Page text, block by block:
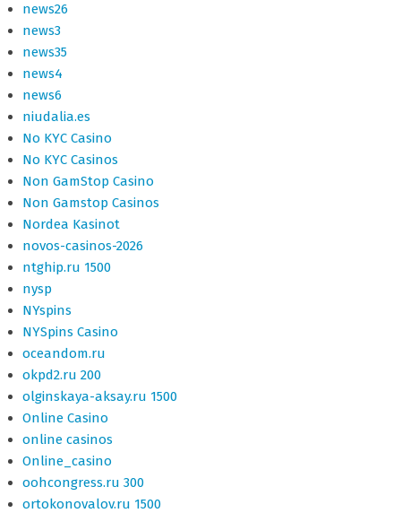
news26
news3
news35
news4
news6
niudalia.es
No KYC Casino
No KYC Casinos
Non GamStop Casino
Non Gamstop Casinos
Nordea Kasinot
novos-casinos-2026
ntghip.ru 1500
nysp
NYspins
NYSpins Casino
oceandom.ru
okpd2.ru 200
olginskaya-aksay.ru 1500
Online Casino
online casinos
Online_casino
oohcongress.ru 300
ortokonovalov.ru 1500